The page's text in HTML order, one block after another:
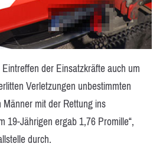
der Einsatzkräfte auch um
Verletzungen unbestimmten
mit der Rettung ins
19-Jährigen ergab 1,76 Promille“,
durch.